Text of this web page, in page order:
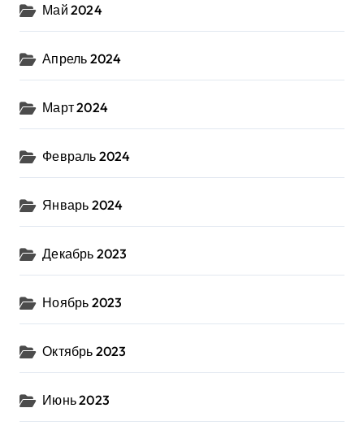
Май 2024
Апрель 2024
Март 2024
Февраль 2024
Январь 2024
Декабрь 2023
Ноябрь 2023
Октябрь 2023
Июнь 2023